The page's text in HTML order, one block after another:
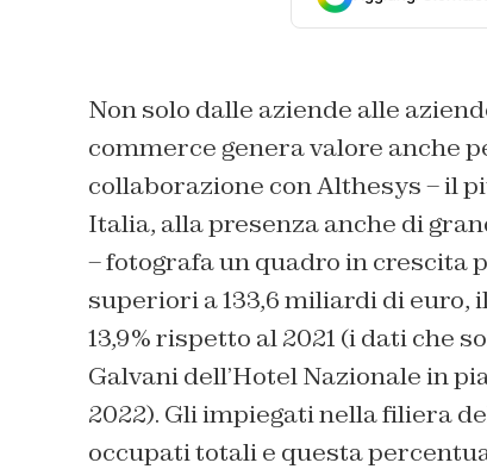
Non solo dalle aziende alle
commerce genera valore anche
collaborazione con Althesys – il
Italia, alla presenza anche di
– fotografa un quadro in crescita
superiori a 133,6 miliardi di euro,
13,9% rispetto al 2021 (i dati che
Galvani dell’Hotel Nazionale in
2022). Gli impiegati nella filiera
occupati totali e questa